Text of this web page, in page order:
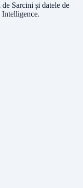
Sarcini și datele de